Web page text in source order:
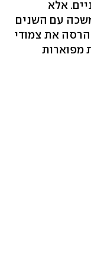
אלא
עם השנים
הרסה את צמודי
מפוארות